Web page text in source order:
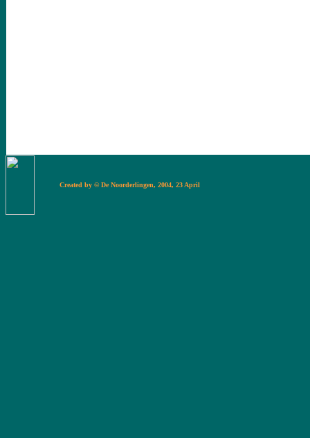
Created by © De Noorderlingen, 2004, 23 April